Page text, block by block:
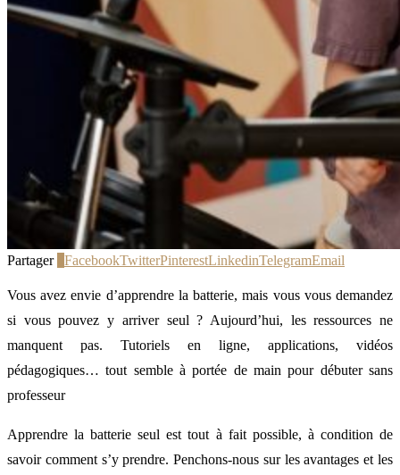
Partager FacebookTwitterPinterestLinkedinTelegramEmail
Vous avez envie d’apprendre la batterie, mais vous vous demandez
si vous pouvez y arriver seul ? Aujourd’hui, les ressources ne
manquent pas. Tutoriels en ligne, applications, vidéos
pédagogiques… tout semble à portée de main pour débuter sans
professeur
Apprendre la batterie seul est tout à fait possible, à condition de
savoir comment s’y prendre. Penchons-nous sur les avantages et les